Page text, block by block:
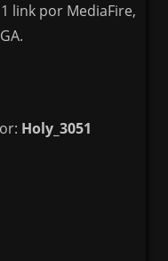
link por MediaFire,
Holy_3051